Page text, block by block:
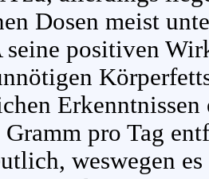
Dosen meist
seine positiven
pro Tag
weswegen